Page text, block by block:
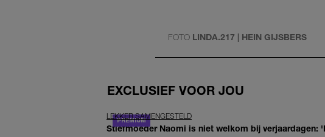
FOTO LINDA.217 | HEIN GIJSBERS
EXCLUSIEF VOOR JOU
LEKKER SAMENGESTELD
Stiefmoeder Naomi is niet welkom bij verjaardagen: